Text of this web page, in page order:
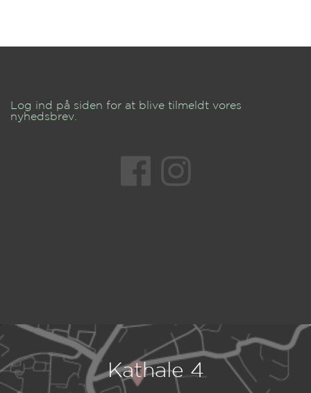
Log ind på siden for at blive tilmeldt vores
nyhedsbrev.
Kathale 4